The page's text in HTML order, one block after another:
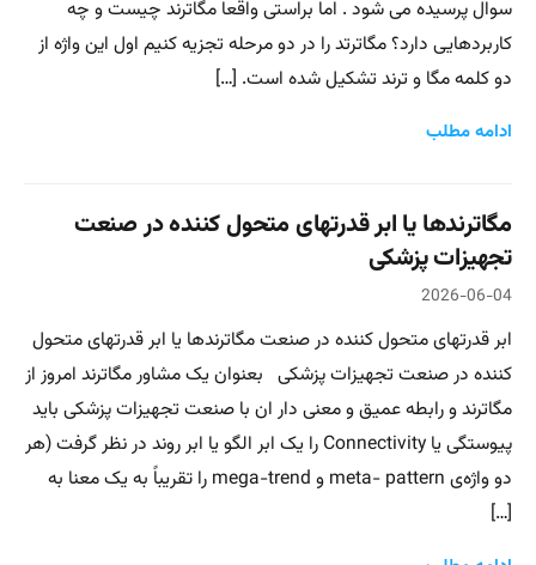
سوال پرسیده می شود . اما براستی واقعا مگاترند چیست و چه
کاربردهایی دارد؟ مگاترتد را در دو مرحله تجزیه کنیم اول این واژه از
دو کلمه مگا و ترند تشکیل شده است. […]
ادامه مطلب
مگاترندها یا ابر قدرتهای متحول کننده در صنعت
تجهیزات پزشکی
2026-06-04
ابر قدرتهای متحول کننده در صنعت مگاترندها یا ابر قدرتهای متحول
کننده در صنعت تجهیزات پزشکی بعنوان یک مشاور مگاترند امروز از
مگاترند و رابطه عمیق و معنی دار ان با صنعت تجهیزات پزشکی باید
پیوستگی یا Connectivity را یک ابر الگو یا ابر روند در نظر گرفت (هر
دو واژه‌ی meta- pattern و mega-trend را تقریباً به یک معنا به
[…]